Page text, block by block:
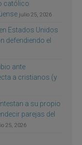
católico
julio 25, 2026
Estados Unidos
defendiendo el
ante
a cristianos (y
a su propio
parejas del
25, 2026